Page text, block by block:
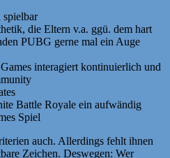
spielbar
die Eltern v.a. ggü. dem hart
PUBG gerne mal ein Auge
interagiert kontinuierlich und
Battle Royale ein aufwändig
Spiel
auch. Allerdings fehlt ihnen
Zeichen. Deswegen: Wer